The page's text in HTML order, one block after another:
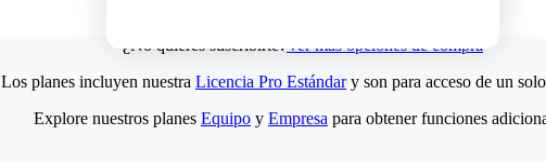
¿No quieres suscribirte?Ver más opciones de compra
Los planes incluyen nuestra Licencia Pro Estándary son para acceso de un
Explore nuestros planes Equipo y Empresa para obtener funciones